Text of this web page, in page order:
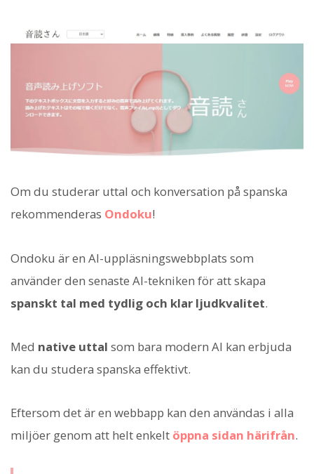
Om du studerar uttal och konversation på spanska
rekommenderas Ondoku!
Ondoku är en AI-uppläsningswebbplats som
använder den senaste AI-tekniken för att skapa
spanskt tal med tydlig och klar ljudkvalitet.
Med native uttal som bara modern AI kan erbjuda
kan du studera spanska effektivt.
Eftersom det är en webbapp kan den användas i alla
miljöer genom att helt enkelt öppna sidan härifrån.